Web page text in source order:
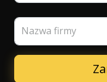
Nazwa firmy